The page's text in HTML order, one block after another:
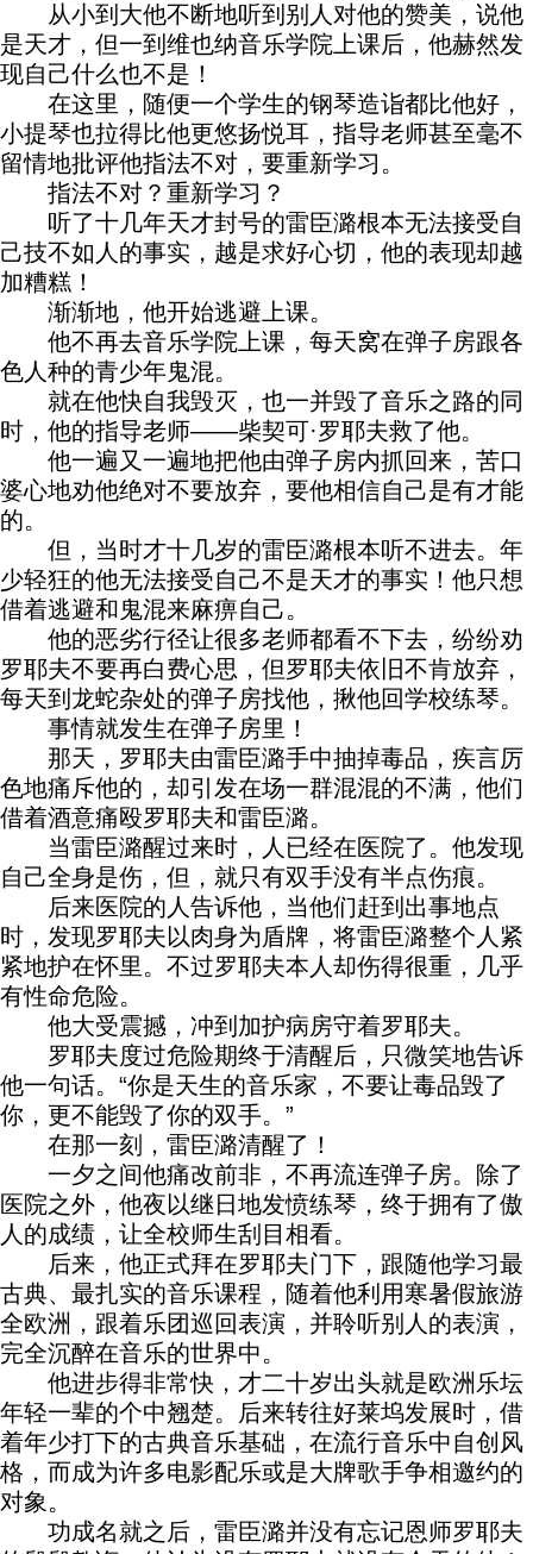
从小到大他不断地听到别人对他的赞美，说他
是天才，但一到维也纳音乐学院上课后，他赫然发
现自己什么也不是！
在这里，随便一个学生的钢琴造诣都比他好，
小提琴也拉得比他更悠扬悦耳，指导老师甚至毫不
留情地批评他指法不对，要重新学习。
指法不对？重新学习？
听了十几年天才封号的雷臣潞根本无法接受自
己技不如人的事实，越是求好心切，他的表现却越
加糟糕！
渐渐地，他开始逃避上课。
他不再去音乐学院上课，每天窝在弹子房跟各
色人种的青少年鬼混。
就在他快自我毁灭，也一并毁了音乐之路的同
时，他的指导老师——柴契可·罗耶夫救了他。
他一遍又一遍地把他由弹子房内抓回来，苦口
婆心地劝他绝对不要放弃，要他相信自己是有才能
的。
但，当时才十几岁的雷臣潞根本听不进去。年
少轻狂的他无法接受自己不是天才的事实！他只想
借着逃避和鬼混来麻痹自己。
他的恶劣行径让很多老师都看不下去，纷纷劝
罗耶夫不要再白费心思，但罗耶夫依旧不肯放弃，
每天到龙蛇杂处的弹子房找他，揪他回学校练琴。
事情就发生在弹子房里！
那天，罗耶夫由雷臣潞手中抽掉毒品，疾言厉
色地痛斥他的，却引发在场一群混混的不满，他们
借着酒意痛殴罗耶夫和雷臣潞。
当雷臣潞醒过来时，人已经在医院了。他发现
自己全身是伤，但，就只有双手没有半点伤痕。
后来医院的人告诉他，当他们赶到出事地点
时，发现罗耶夫以肉身为盾牌，将雷臣潞整个人紧
紧地护在怀里。不过罗耶夫本人却伤得很重，几乎
有性命危险。
他大受震撼，冲到加护病房守着罗耶夫。
罗耶夫度过危险期终于清醒后，只微笑地告诉
他一句话。“你是天生的音乐家，不要让毒品毁了
你，更不能毁了你的双手。”
在那一刻，雷臣潞清醒了！
一夕之间他痛改前非，不再流连弹子房。除了
医院之外，他夜以继日地发愤练琴，终于拥有了傲
人的成绩，让全校师生刮目相看。
后来，他正式拜在罗耶夫门下，跟随他学习最
古典、最扎实的音乐课程，随着他利用寒暑假旅游
全欧洲，跟着乐团巡回表演，并聆听别人的表演，
完全沉醉在音乐的世界中。
他进步得非常快，才二十岁出头就是欧洲乐坛
年轻一辈的个中翘楚。后来转往好莱坞发展时，借
着年少打下的古典音乐基础，在流行音乐中自创风
格，而成为许多电影配乐或是大牌歌手争相邀约的
对象。
功成名就之后，雷臣潞并没有忘记恩师罗耶夫